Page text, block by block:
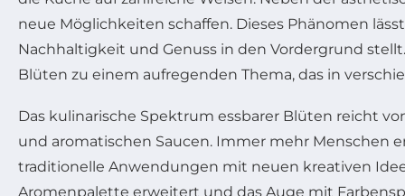
neue Möglichkeiten schaffen. Dieses Phänomen
Nachhaltigkeit und Genuss in den Vordergrund
Blüten zu einem aufregenden Thema, das in
Das kulinarische Spektrum essbarer Blüten reicht
und aromatischen Saucen. Immer mehr Menschen
traditionelle Anwendungen mit neuen kreativen
Aromenpalette erweitert und das Auge mit